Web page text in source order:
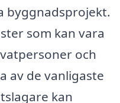
byggnadsprojekt.
som kan vara
och
av de vanligaste
kan